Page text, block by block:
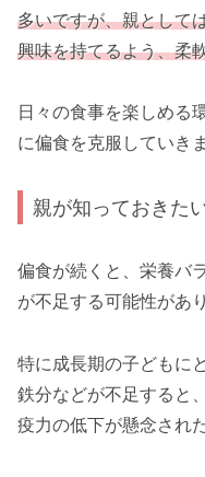
多いですが、親として
興味を持てるよう、柔
日々の食事を楽しめる
に偏食を克服していき
親が知っておきた
偏食が続くと、栄養バ
が不足する可能性があ
特に成長期の子どもに
鉄分などが不足すると
疫力の低下が懸念され